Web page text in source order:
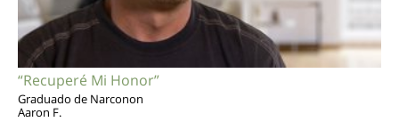
“Recuperé Mi Honor”
Graduado de Narconon
Aaron F.